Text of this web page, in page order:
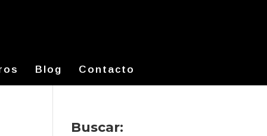
Blog Contacto
Buscar: